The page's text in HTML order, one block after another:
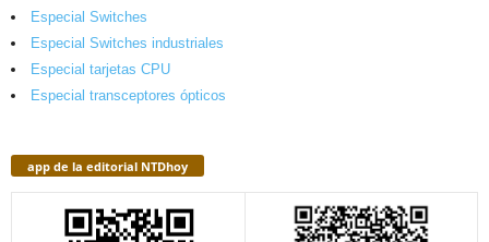
Especial Switches
Especial Switches industriales
Especial tarjetas CPU
Especial transceptores ópticos
app de la editorial NTDhoy